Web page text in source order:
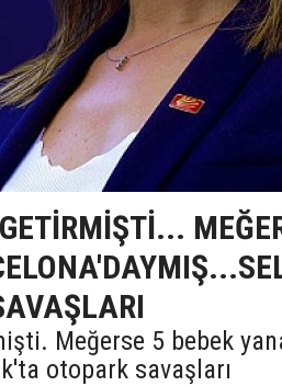
Meğerse 5 bebek
otopark savaşları